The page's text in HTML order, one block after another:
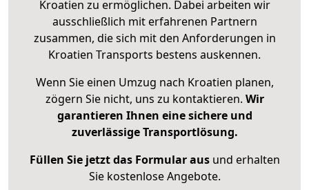
Kroatien zu ermöglichen. Dabei arbeiten wir
ausschließlich mit erfahrenen Partnern
zusammen, die sich mit den Anforderungen in
Kroatien Transports bestens auskennen.
Wenn Sie einen Umzug nach Kroatien planen,
zögern Sie nicht, uns zu kontaktieren. Wir
garantieren Ihnen eine sichere und
zuverlässige Transportlösung.
Füllen Sie jetzt das Formular ausund erhalten
Sie kostenlose Angebote.